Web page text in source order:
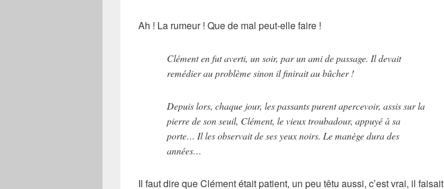
Ah ! La rumeur ! Que de mal peut-elle faire !
Clément en fut averti, un soir, par un ami de passage. Il devait
remédier au problème sinon il finirait au bûcher !
Depuis lors, chaque jour, les passants purent apercevoir, assis sur la
pierre de son seuil, Clément, le vieux troubadour, appuyé à sa
porte… Il les observait de ses yeux noirs. Le manège dura des
années…
Il faut dire que Clément était patient, un peu têtu aussi, c’est vrai, il faisait